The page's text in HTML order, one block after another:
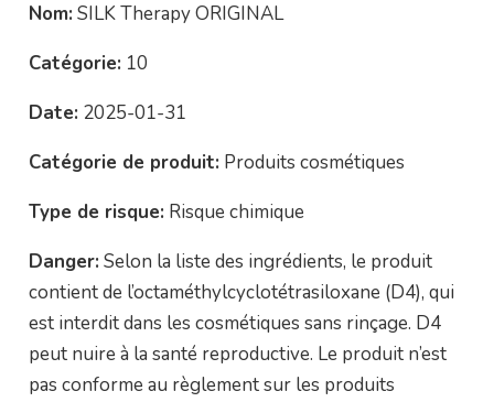
Nom: SILK Therapy ORIGINAL
Catégorie: 10
Date: 2025-01-31
Catégorie de produit: Produits cosmétiques
Type de risque: Risque chimique
Danger: Selon la liste des ingrédients, le produit
contient de l’octaméthylcyclotétrasiloxane (D4), qui
est interdit dans les cosmétiques sans rinçage. D4
peut nuire à la santé reproductive. Le produit n’est
pas conforme au règlement sur les produits